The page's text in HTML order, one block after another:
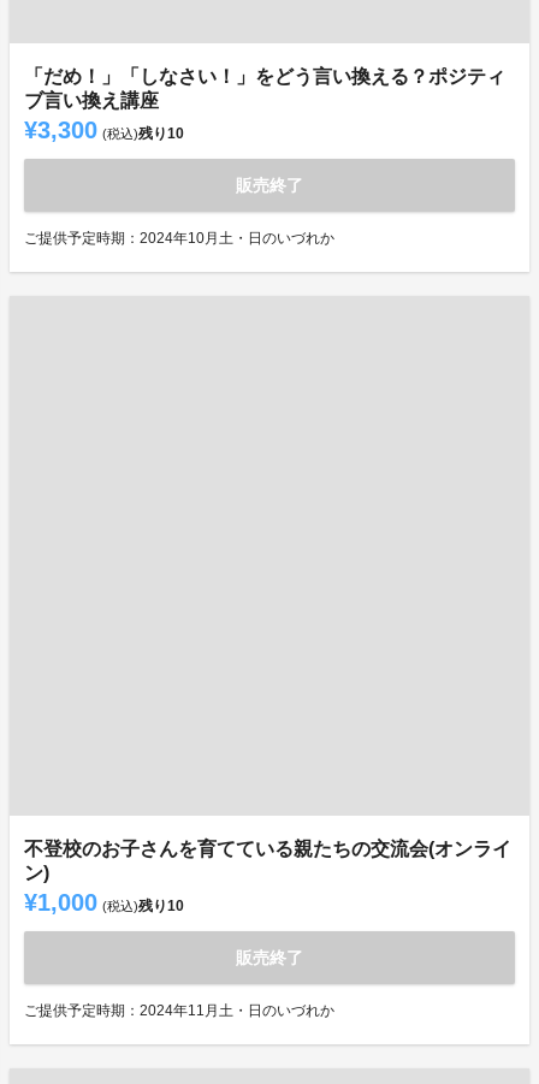
「だめ！」「しなさい！」をどう言い換える？ポジティ
ブ言い換え講座
¥3,300 (税込)残り10
販売終了
ご提供予定時期：2024年10月土・日のいづれか
不登校のお子さんを育てている親たちの交流会(オンライ
ン)
¥1,000 (税込)残り10
販売終了
ご提供予定時期：2024年11月土・日のいづれか